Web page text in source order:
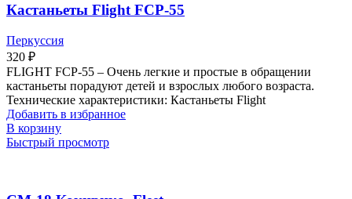
Кастаньеты Flight FCP-55
Перкуссия
320 ₽
FLIGHT FCP-55 – Очень легкие и простые в обращении
кастаньеты порадуют детей и взрослых любого возраста.
Технические характеристики: Кастаньеты Flight
Добавить в избранное
В корзину
Быстрый просмотр